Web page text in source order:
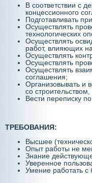
В соответствии с
концессионного
Подготавливать
Осуществлять
технологических
Осуществлять
работ, влияющих
Осуществлять
Осуществлять
Осуществлять
соглашения;
Организовывать и
со
Вести переписку
ТРЕБОВАНИЯ:
Высшее
Опыт работы не
Знание
Уверенное
Умение работать